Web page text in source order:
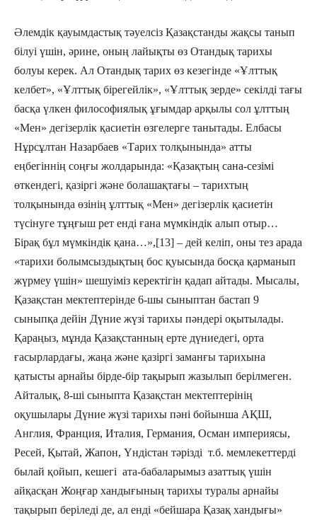
Әлемдік қауымдастық тәуелсіз Қазақстанды жақсы танып
білуі үшін, әрине, оның лайықты өз Отандық тарихы
болуы керек. Ал Отандық тарих өз кезегінде «Ұлттық
келбет», «Ұлттық бірегейлік», «Ұлттық зерде» секілді тағы
басқа үлкен философиялық ұғымдар арқылы сол ұлттың
«Мен» дегізерлік қасиетін өзгелерге танытады. Елбасы
Нұрсұлтан Назарбаев «Тарих толқынында» атты
еңбегіннің соңғы жолдарында: «Қазақтың сана-сезімі
өткендегі, қазіргі және болашақтағы – тарихтың
толқынында өзінің ұлттық «Мен» дегізерлік қасиетін
түсінуге тұңғыш рет енді ғана мүмкіндік алып отыр…
Бірақ бұл мүмкіндік қана…»,[13] – дей келіп, оны тез арада
«тарихи болымсыздықтың бос қуысында босқа қарманып
жүрмеу үшін» шешуіміз керектігін қадап айтады. Мысалы,
Қазақстан мектептерінде 6-шы сыныптан бастап 9
сыныпқа дейін Дүние жүзі тарихы пәндері оқытылады.
Қараңыз, мұнда Қазақстанның ерте дүниедегі, орта
ғасырлардағы, жаңа және қазіргі заманғы тарихына
қатысты арнайы бірде-бір тақырып жазылып берілмеген.
Айталық, 8-ші сыныпта Қазақстан мектептерінің
оқушылары Дүние жүзі тарихы пәні бойынша АҚШ,
Англия, Франция, Италия, Германия, Осман империясы,
Ресей, Қытай, Жапон, Үндістан тәрізді т.б. мемлекеттерді
былай қойып, кешегі ата-бабаларымыз азаттық үшін
айқасқан Жоңғар хандығының тарихы туралы арнайы
тақырып беріледі де, ал енді «бейшара Қазақ хандығы»